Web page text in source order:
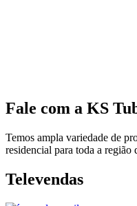
Fale com a KS
Temos ampla variedade de
residencial para toda a região
Televendas